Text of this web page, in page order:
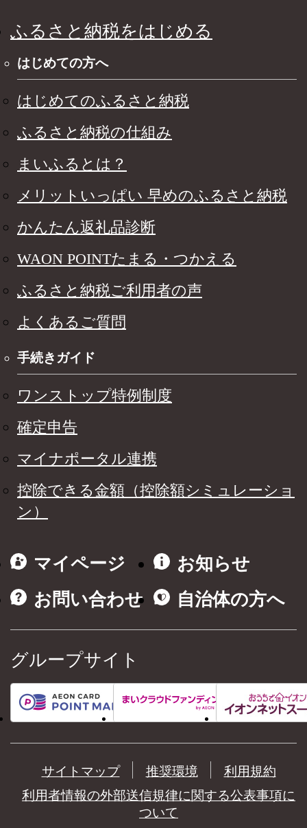
ふるさと納税をはじめる
はじめての方へ
はじめてのふるさと納税
ふるさと納税の仕組み
まいふるとは？
メリットいっぱい 早めのふるさと納税
かんたん返礼品診断
WAON POINTたまる・つかえる
ふるさと納税ご利用者の声
よくあるご質問
手続きガイド
ワンストップ特例制度
確定申告
マイナポータル連携
控除できる金額（控除額シミュレーショ
ン）
マイページ
お知らせ
お問い合わせ
自治体の方へ
グループサイト
サイトマップ 推奨環境
利用規約
利用者情報の外部送信規律に関する公表事項に
ついて